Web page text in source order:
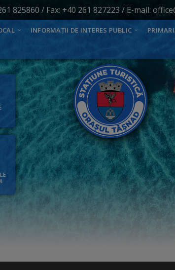
825860 / Fax: +40 261 827223 / E-mail:
INFORMAȚII DE INTERES PUBLIC